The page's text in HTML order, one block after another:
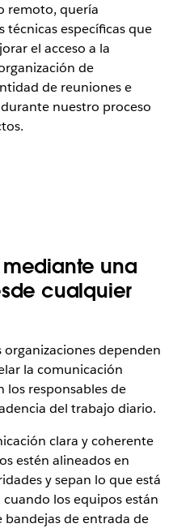
remoto, quería
técnicas específicas que
el acceso a la
de
de reuniones e
nuestro proceso
una
cualquier
dependen
la comunicación
los responsables de
del trabajo diario.
clara y coherente
estén alineados en
y sepan lo que está
los equipos están
de entrada de